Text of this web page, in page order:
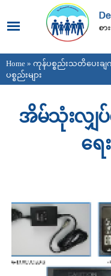
You are here
Home » ကုန်ပစ္စည်းသတိပေးချက်
ပစ္စည်းများ
အိမ်သုံးလျှ
ရေ